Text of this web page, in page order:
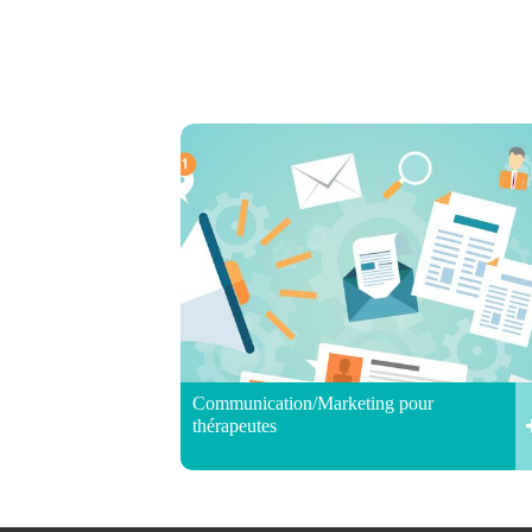
Communication/Marketing pour
thérapeutes